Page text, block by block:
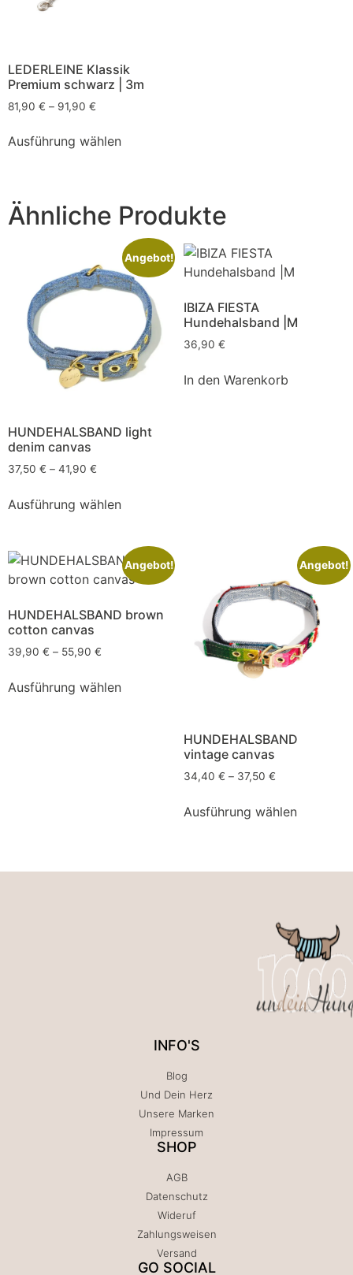
LEDERLEINE Klassik
Premium schwarz | 3m
81,90 € – 91,90 €
Ausführung wählen
Ähnliche Produkte
Angebot!
HUNDEHALSBAND light
denim canvas
37,50 € – 41,90 €
Ausführung wählen
IBIZA FIESTA
Hundehalsband |M
36,90 €
In den Warenkorb
Angebot!
HUNDEHALSBAND brown
cotton canvas
39,90 € – 55,90 €
Ausführung wählen
Angebot!
HUNDEHALSBAND
vintage canvas
34,40 € – 37,50 €
Ausführung wählen
INFO'S
Blog
Und Dein Herz
Unsere Marken
Impressum
SHOP
AGB
Datenschutz
Wideruf
Zahlungsweisen
Versand
GO SOCIAL